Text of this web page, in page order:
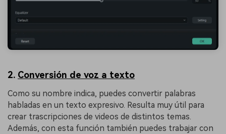
2. Conversión de voz a texto
Como su nombre indica, puedes convertir palabras
habladas en un texto expresivo. Resulta muy útil para
crear trascripciones de videos de distintos temas.
Además, con esta función también puedes trabajar con